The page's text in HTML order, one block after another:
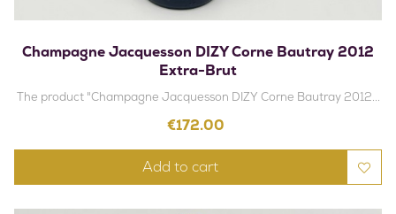
Champagne Jacquesson DIZY Corne Bautray 2012
Extra-Brut
The product "Champagne Jacquesson DIZY Corne Bautray 2012...
Price
€172.00
Add to cart